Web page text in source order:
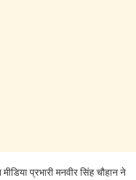
प्रभारी मनवीर सिंह चौहान ने